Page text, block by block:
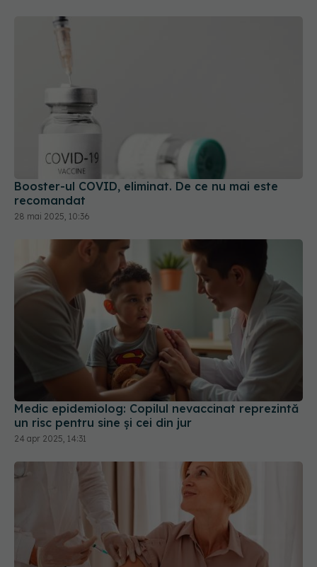
Booster-ul COVID, eliminat. De ce nu mai este
recomandat
28 mai 2025, 10:36
Medic epidemiolog: Copilul nevaccinat reprezintă
un risc pentru sine şi cei din jur
24 apr 2025, 14:31